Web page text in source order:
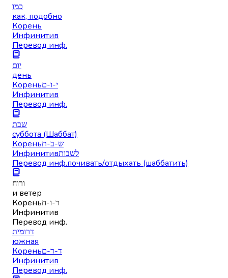
כמו
как, подобно
Корень
Инфинитив
Перевод инф.
יום
день
Кореньי-ו-ם
Инфинитив
Перевод инф.
שבת
суббота (Шаббат)
Кореньש-ב-ת
Инфинитивלשבות
Перевод инф.почивать/отдыхать (шаббатить)
ורוח
и ветер
Кореньר-ו-ח
Инфинитив
Перевод инф.
דרומית
южная
Кореньד-ר-ם
Инфинитив
Перевод инф.